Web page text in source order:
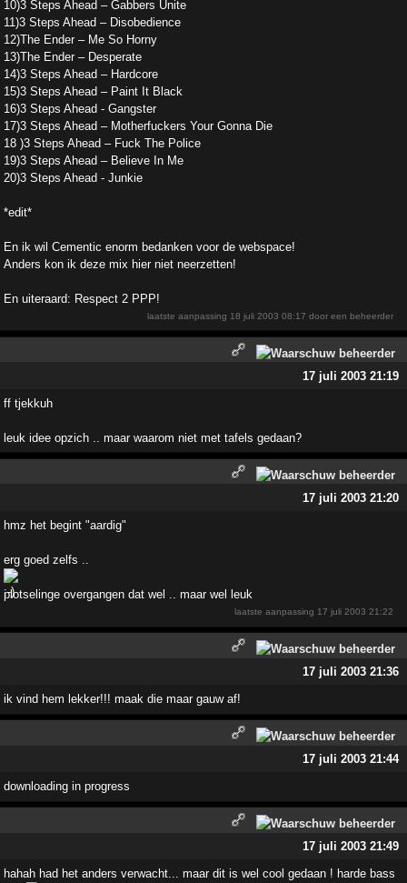
10)3 Steps Ahead – Gabbers Unite
11)3 Steps Ahead – Disobedience
12)The Ender – Me So Horny
13)The Ender – Desperate
14)3 Steps Ahead – Hardcore
15)3 Steps Ahead – Paint It Black
16)3 Steps Ahead - Gangster
17)3 Steps Ahead – Motherfuckers Your Gonna Die
18 )3 Steps Ahead – Fuck The Police
19)3 Steps Ahead – Believe In Me
20)3 Steps Ahead - Junkie
*edit*
En ik wil Cementic enorm bedanken voor de webspace!
Anders kon ik deze mix hier niet neerzetten!
En uiteraard: Respect 2 PPP!
laatste aanpassing 18 juli 2003 08:17 door een beheerder
17 juli 2003 21:19
ff tjekkuh
leuk idee opzich .. maar waarom niet met tafels gedaan?
17 juli 2003 21:20
hmz het begint "aardig"
erg goed zelfs ..
plotselinge overgangen dat wel .. maar wel leuk
laatste aanpassing 17 juli 2003 21:22
17 juli 2003 21:36
ik vind hem lekker!!! maak die maar gauw af!
17 juli 2003 21:44
downloading in progress
17 juli 2003 21:49
hahah had het anders verwacht... maar dit is wel cool gedaan ! harde bass